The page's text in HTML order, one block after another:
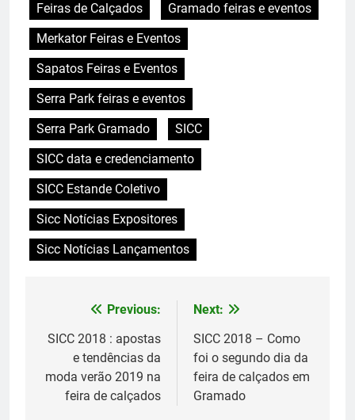
Feiras de Calçados
Gramado feiras e eventos
Merkator Feiras e Eventos
Sapatos Feiras e Eventos
Serra Park feiras e eventos
Serra Park Gramado
SICC
SICC data e credenciamento
SICC Estande Coletivo
Sicc Notícias Expositores
Sicc Notícias Lançamentos
Navegação
de
Post
Previous:
SICC 2018 : apostas
e tendências da
moda verão 2019 na
feira de calçados
Next:
SICC 2018 – Como
foi o segundo dia da
feira de calçados em
Gramado